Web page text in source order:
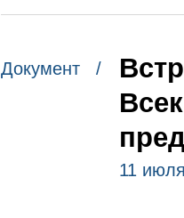
Документ /
11